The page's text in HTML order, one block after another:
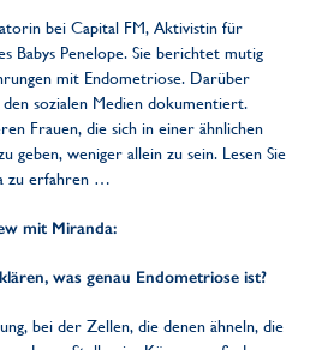
bei Capital FM, Aktivistin für
Babys Penelope. Sie berichtet mutig
mit Endometriose. Darüber
sozialen Medien dokumentiert.
Frauen, die sich in einer ähnlichen
geben, weniger allein zu sein. Lesen Sie
zu erfahren …
mit Miranda:
was genau Endometriose ist?
bei der Zellen, die denen ähneln, die